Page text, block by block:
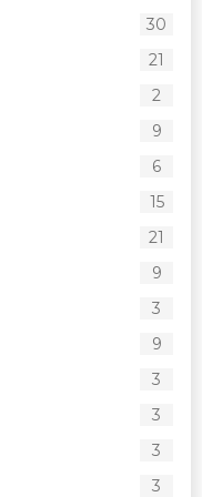
30
21
2
9
6
15
21
9
3
9
3
3
3
3